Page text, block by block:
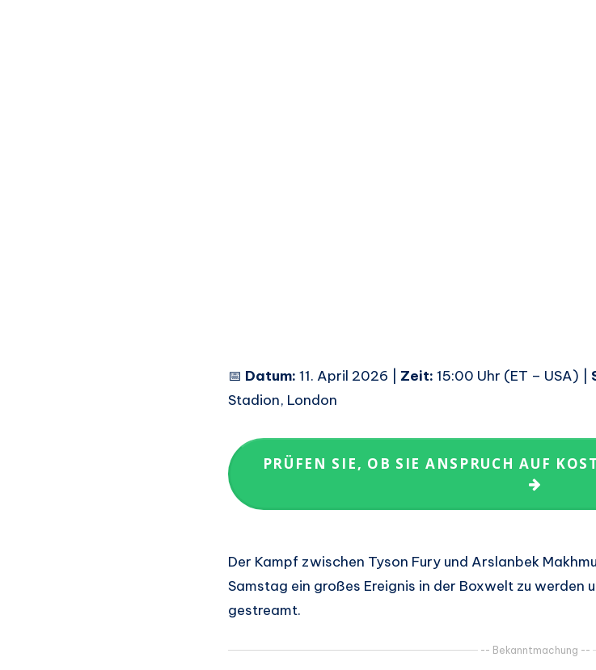
📅 Datum: 11. April 2026 | Zeit: 15:00 Uhr (ET – USA) |
Stadion, London
PRÜFEN SIE, OB SIE ANSPRUCH AUF
Der Kampf zwischen Tyson Fury und Arslanbek
Samstag ein großes Ereignis in der Boxwelt zu werden
gestreamt.
-- Bekanntmachung --